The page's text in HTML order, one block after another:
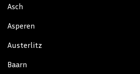
Asch
Asperen
Austerlitz
Baarn